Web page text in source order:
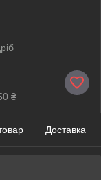
₴
Доставка